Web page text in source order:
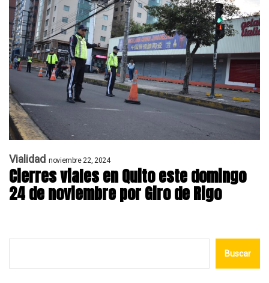
Vialidad noviembre 22, 2024
Cierres viales en Quito este domingo
24 de noviembre por Giro de Rigo
Buscar